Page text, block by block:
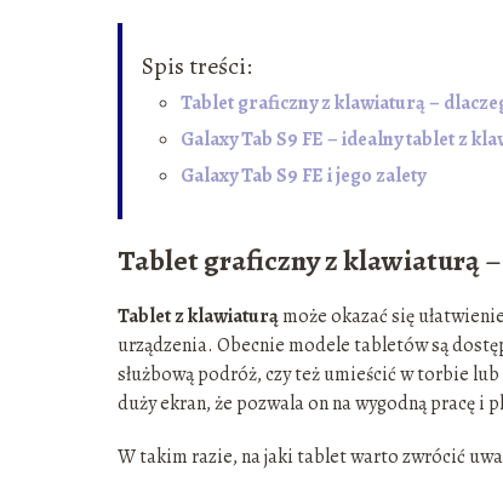
Spis treści:
Tablet graficzny z klawiaturą –
Galaxy Tab S9 FE – idealny tablet z
Galaxy Tab S9 FE i jego zalety
Tablet graficzny z klawiaturą
Tablet z klawiaturąmoże okazać się
urządzenia. Obecnie modele tabletów są
służbową podróż, czy też umieścić w torbie
duży ekran, że pozwala on na wygodną pracę i
W takim razie, na jaki tablet warto zwrócić